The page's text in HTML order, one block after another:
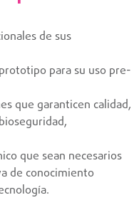
de sus
para su uso pre-
que garanticen calidad,
que sean necesarios
de conocimiento